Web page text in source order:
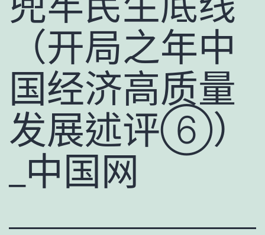
（开局之年中
国经济高质量
发展述评⑥）
_中国网